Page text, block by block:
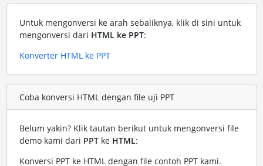
Untuk mengonversi ke arah sebaliknya, klik di sini untuk
mengonversi dari HTML ke PPT:
Konverter HTML ke PPT
Coba konversi HTML dengan file uji PPT
Belum yakin? Klik tautan berikut untuk mengonversi file
demo kami dari PPTke HTML:
Konversi PPT ke HTML dengan file contoh PPT kami.